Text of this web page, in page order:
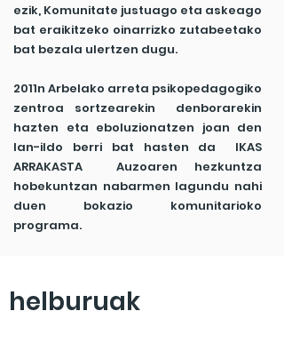
ezik, Komunitate justuago eta askeago
bat eraikitzeko oinarrizko zutabeetako
bat bezala ulertzen dugu.
2011n Arbelako arreta psikopedagogiko
zentroa sortzearekin denborarekin
hazten eta eboluzionatzen joan den
lan-ildo berri bat hasten da IKAS
ARRAKASTA Auzoaren hezkuntza
hobekuntzan nabarmen lagundu nahi
duen bokazio komunitarioko
programa.
helburuak